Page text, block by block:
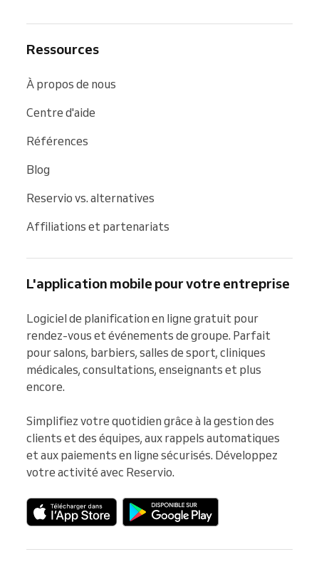
Ressources
À propos de nous
Centre d'aide
Références
Blog
Reservio vs. alternatives
Affiliations et partenariats
L'application mobile pour votre entreprise
Logiciel de planification en ligne gratuit pour
rendez-vous et événements de groupe. Parfait
pour salons, barbiers, salles de sport, cliniques
médicales, consultations, enseignants et plus
encore.
Simplifiez votre quotidien grâce à la gestion des
clients et des équipes, aux rappels automatiques
et aux paiements en ligne sécurisés. Développez
votre activité avec Reservio.